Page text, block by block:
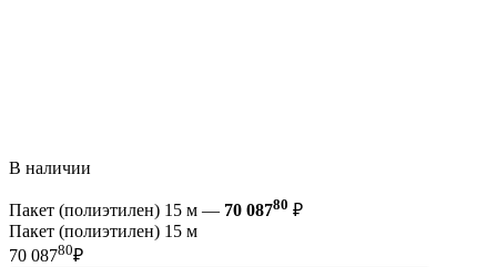
В наличии
Пакет (полиэтилен) 15 м — 70 08780 ₽
Пакет (полиэтилен) 15 м
70 08780₽